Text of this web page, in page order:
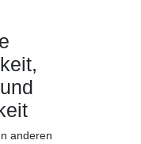
anderen